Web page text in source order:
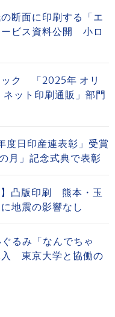
断面に印刷する「エ
ービス資料公開 小ロ
ック 「2025年 オリ
ット印刷通販」部門
日印産連表彰」受賞
」記念式典で表彰
】凸版印刷 熊本・玉
地震の影響なし
るみ「なんでちゃ
入 東京大学と協働の